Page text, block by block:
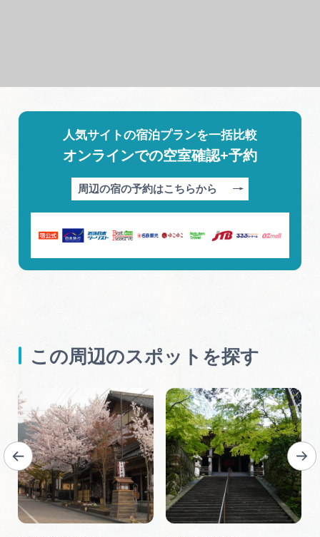
人気サイトの宿泊プランを一括比較
オンラインでの空室確認+予約
周辺の宿の予約はこちらから
この周辺のスポットを探す